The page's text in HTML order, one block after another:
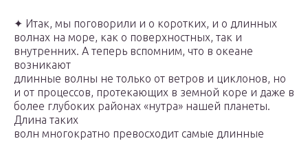
✦ Итак, мы поговорили и о коротких, и о длинных
волнах на море, как о поверхностных, так и
внутренних. А теперь вспомним, что в океане
возникают
длинные волны не только от ветров и циклонов, но
и от процессов, протекающих в земной коре и даже в
более глубоких районах «нутра» нашей планеты.
Длина таких
волн многократно превосходит самые длинные